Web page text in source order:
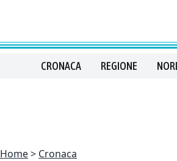
CRONACA REGIONE
Home Cronaca